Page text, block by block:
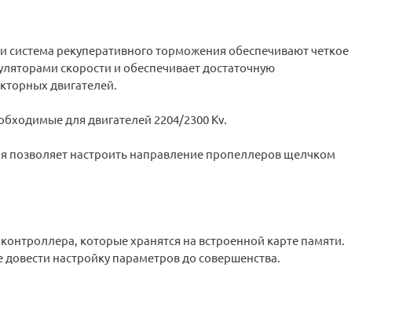
система рекуперативного торможения обеспечивают четкое
скорости и обеспечивает достаточную
двигателей.
для двигателей 2204/2300 Kv.
настроить направление пропеллеров щелчком
которые хранятся на встроенной карте памяти.
настройку параметров до совершенства.